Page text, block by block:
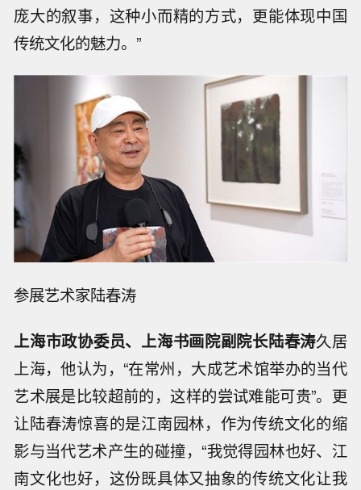
庞大的叙事，这种小而精的方式，更能体现中国
传统文化的魅力。”
参展艺术家陆春涛
上海市政协委员、 上海书画院副院长陆春涛久居
上海，他认为，“在常州，大成艺术馆举办的当代
艺术展是比较超前的，这样的尝试难能可贵”。更
让陆春涛惊喜的是江南园林，作为传统文化的缩
影与当代艺术产生的碰撞，“我觉得园林也好、江
南文化也好，这份既具体又抽象的传统文化让我